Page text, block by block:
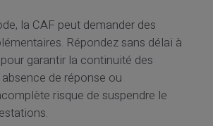
la CAF peut demander des
Répondez sans délai à
garantir la continuité des
de réponse ou
risque de suspendre le